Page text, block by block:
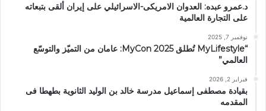
د.عمرو عبده: العدوان الامريكى-الاسرائيلي على إيران ألقى بتبعاته
على التجارة العالمية
نوفمبر 7, 2025
“MyLifestyle تُطلق MyCon 2025: عامان من التميّز والتوسّع
العالمي”
فبراير 2, 2026
بقيادة مصطفى إسماعيل مدرسة خالد بن الوليد الثانوية بطهطا فى
المقدمه